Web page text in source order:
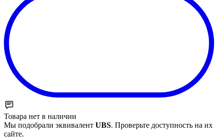
Товара нет в наличии
Мы подобрали эквивалент UBS. Проверьте доступность на их
сайте.